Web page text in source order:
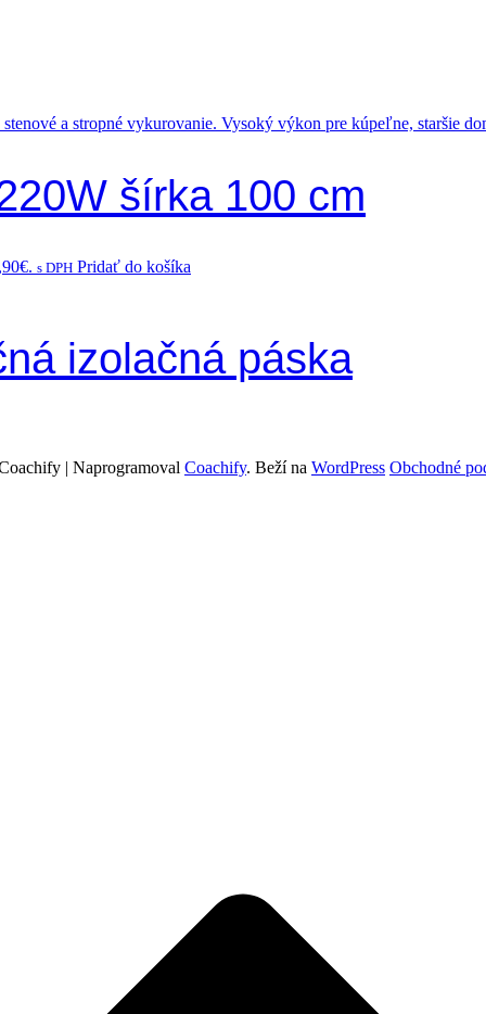
šírka 100 cm
s DPH Pridať do košíka
izolačná páska
| Naprogramoval Coachify. Beží na WordPress Obchodné